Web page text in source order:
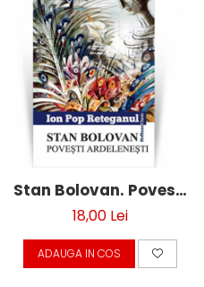
Stan Bolovan. Povesti
ardelenesti - Ion Pop
Reteganul
18,00 Lei
ADAUGA IN COS